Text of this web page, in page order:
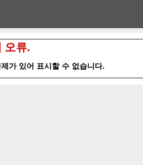
오류.
가 있어 표시할 수 없습니다.